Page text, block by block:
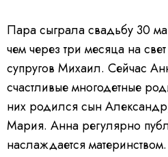
Пара сыграла свадьбу 30
чем через три месяца на
супругов Михаил. Сейчас
счастливые многодетные
них родился сын
Мария. Анна регулярно
наслаждается материнством.